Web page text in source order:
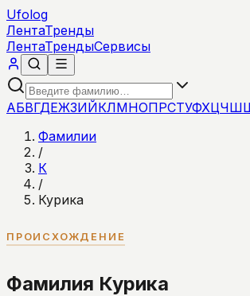
Ufolog
ЛентаТренды
ЛентаТрендыСервисы
АБВГДЕЖЗИЙКЛМНОПРСТУФХЦЧШ
Фамилии
/
К
/
Курика
ПРОИСХОЖДЕНИЕ
Фамилия Курика